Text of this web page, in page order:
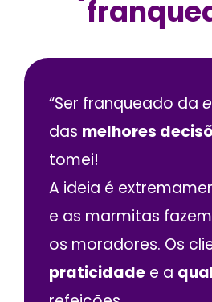
“Ser franqueado da
das melhores
tomei!
A ideia é
e as marmitas
os moradores. Os
praticidade e a